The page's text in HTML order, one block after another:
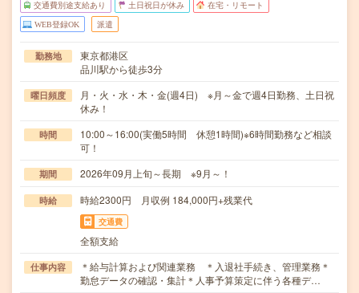
交通費別途支給あり 土日祝日が休み 在宅・リモート
WEB登録OK 派遣
勤務地
東京都港区
品川駅から徒歩3分
曜日頻度
月・火・水・木・金(週4日) ※月～金で週4日勤務、土日祝
休み！
時間
10:00～16:00(実働5時間 休憩1時間)※6時間勤務など相談
可！
期間 2026年09月上旬～長期 ※9月～！
時給 時給2300円 月収例 184,000円+残業代
交通費
全額支給
仕事内容
＊給与計算および関連業務 ＊入退社手続き、管理業務＊
勤怠データの確認・集計＊人事予算策定に伴う各種デ…